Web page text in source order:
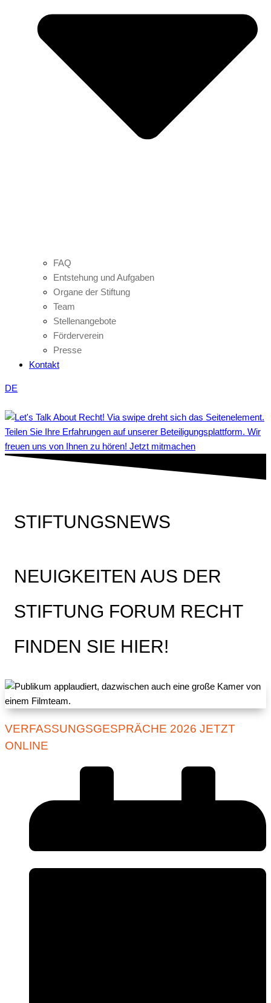
FAQ
Entstehung und Aufgaben
Organe der Stiftung
Team
Stellenangebote
Förderverein
Presse
Kontakt
DE
Teilen Sie Ihre Erfahrungen auf unserer Beteiligungsplattform. Wir
freuen uns von Ihnen zu hören! Jetzt mitmachen
STIFTUNGSNEWS
NEUIGKEITEN AUS DER
STIFTUNG FORUM RECHT
FINDEN SIE HIER!
VERFASSUNGSGESPRÄCHE 2026 JETZT
ONLINE